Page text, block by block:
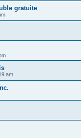
gratuite
am